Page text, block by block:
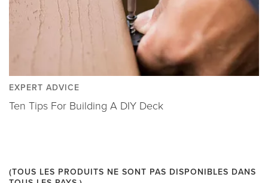
EXPERT ADVICE
Ten Tips For Building A DIY Deck
(TOUS LES PRODUITS NE SONT PAS DISPONIBLES DANS